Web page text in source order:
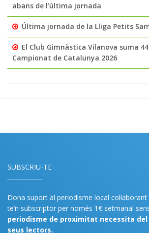
abans de l’última jornada
Última jornada de la Lliga Petits
El Club Gimnàstica Vilanova suma
Campionat de Catalunya 2026
SUBSCRIU-TE
Dona suport al periodisme local
te’n subscriptor per només 1€ setmanal
periodisme de proximitat necessita
seus lectors.